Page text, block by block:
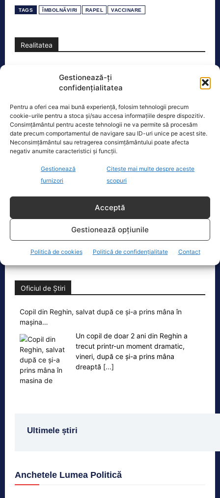
Gestionează-ți
confidențialitatea
Pentru a oferi cea mai bună experiență, folosim tehnologii precum
cookie-urile pentru a stoca și/sau accesa informațiile despre dispozitiv.
Consimțământul pentru aceste tehnologii ne va permite să procesăm
date precum comportamentul de navigare sau ID-uri unice pe acest site.
Neconsimțământul sau retragerea consimțământului poate afecta
negativ anumite caracteristici și funcții.
Gestionează
furnizori
Citește mai multe despre aceste
scopuri
Acceptă
Gestionează opțiunile
Politică de cookies Politică de confidențialitate Contact
TAGS ÎMBOLNĂVIRI RAPEL VACCINARE
Realitatea
Padina Buzău -…
O dronă a fost doborâtă vineri dimineață de un avion
F‑16 al Forțelor Aeriene Române, în zona Padina, în
județul [...]
Ecopolitic
Cristoiu: Cu Bolojan am ajuns să retrăim
Cristoiu susține că măsurile anunțate
consumului de energie electrică
Oficiul de Știri
Copil din Reghin, salvat după ce și-a prins mâna în
mașina…
Un copil de doar 2 ani din Reghin a
trecut printr-un moment dramatic,
vineri, după ce și-a prins mâna
dreaptă [...]
Ultimele știri
Anchetele Lumea Politică